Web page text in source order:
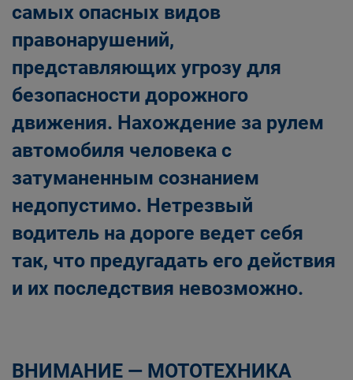
самых опасных видов
правонарушений,
представляющих угрозу для
безопасности дорожного
движения. Нахождение за рулем
автомобиля человека с
затуманенным сознанием
недопустимо. Нетрезвый
водитель на дороге ведет себя
так, что предугадать его действия
и их последствия невозможно.
ВНИМАНИЕ — МОТОТЕХНИКА